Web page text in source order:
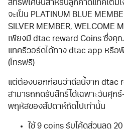
สิทธิพิเศษนี้สำหรับลูกค้าดีแทคเติมเ
จะเป็น PLATINUM BLUE
SILVER MEMBER, WELCOME
เพียงมี dtac reward Coins ซึ่งคุ
แทครีวอร์ดได้ทาง dtac app หรือ
(โทรฟรี)
แต่ต้องบอกก่อนว่าดีลนี้จาก dtac
สามารถกดรับสิทธิ์ได้เฉพาะวันศุกร์
พฤหัสของสัปดาห์ถัดไปเท่านั้น
ใช้ 9 coins รับโค้ดส่วนลด